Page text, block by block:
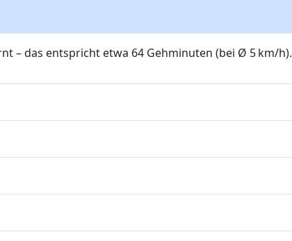
– das entspricht etwa 64 Gehminuten (bei Ø 5 km/h).